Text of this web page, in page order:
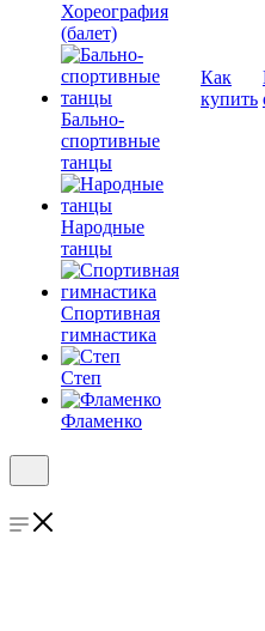
Хореография
(балет)
Бально-
спортивные
танцы
Народные
танцы
Спортивная
гимнастика
Степ
Фламенко
Как
купить